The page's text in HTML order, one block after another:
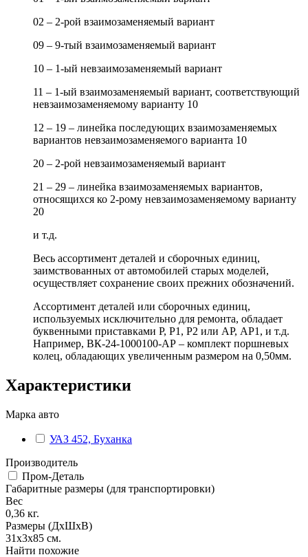
02 – 2-рой взаимозаменяемый вариант
09 – 9-тый взаимозаменяемый вариант
10 – 1-ый невзаимозаменяемый вариант
11 – 1-ый взаимозаменяемый вариант, соответствующий
невзаимозаменяемому варианту 10
12 – 19 – линейка последующих взаимозаменяемых
вариантов невзаимозаменяемого варианта 10
20 – 2-рой невзаимозаменяемый вариант
21 – 29 – линейка взаимозаменяемых вариантов,
относящихся ко 2-рому невзаимозаменяемому варианту
20
и т.д.
Весь ассортимент деталей и сборочных единиц,
заимствованных от автомобилей старых моделей,
осуществляет сохранение своих прежних обозначений.
Ассортимент деталей или сборочных единиц,
используемых исключительно для ремонта, обладает
буквенными приставками Р, Р1, Р2 или АР, АР1, и т.д.
Например, ВК-24-1000100-АР – комплект поршневых
колец, обладающих увеличенным размером на 0,50мм.
Характеристики
Марка авто
УАЗ 452, Буханка
Производитель
Пром-Деталь
Габаритные размеры (для транспортировки)
Вес
0,36 кг.
Размеры (ДхШхВ)
31х3х85 см.
Найти похожие